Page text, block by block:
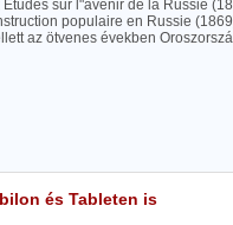
sur l"avenir de la Russie
populaire en Russie
az ötvenes években
és Tableten is